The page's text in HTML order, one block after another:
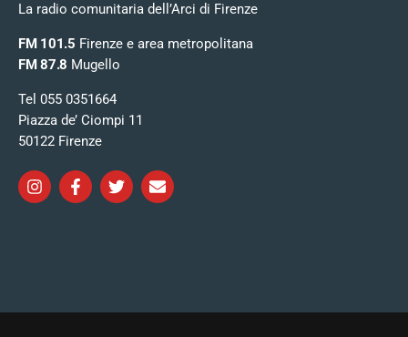
La radio comunitaria dell’Arci di Firenze
FM 101.5 Firenze e area metropolitana
FM 87.8 Mugello
Tel 055 0351664
Piazza de’ Ciompi 11
50122 Firenze